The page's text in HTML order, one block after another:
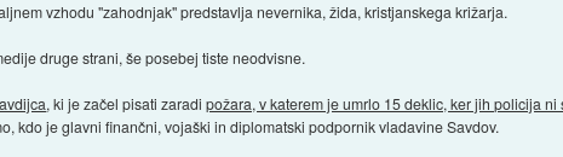
vzhodu "zahodnjak" predstavlja nevernika, žida, kristjanskega križarja.
druge strani, še posebej tiste neodvisne.
, ki je začel pisati zaradipožara, v katerem je umrlo 15 deklic, ker jih policija
kdo je glavni finančni, vojaški in diplomatski podpornik vladavine Savdov.